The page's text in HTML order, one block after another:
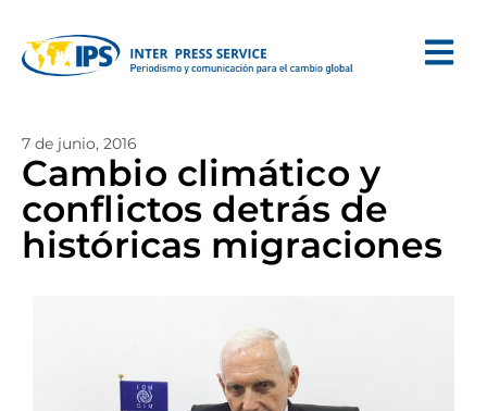
7 de junio, 2016
Cambio climático y
conflictos detrás de
históricas migraciones